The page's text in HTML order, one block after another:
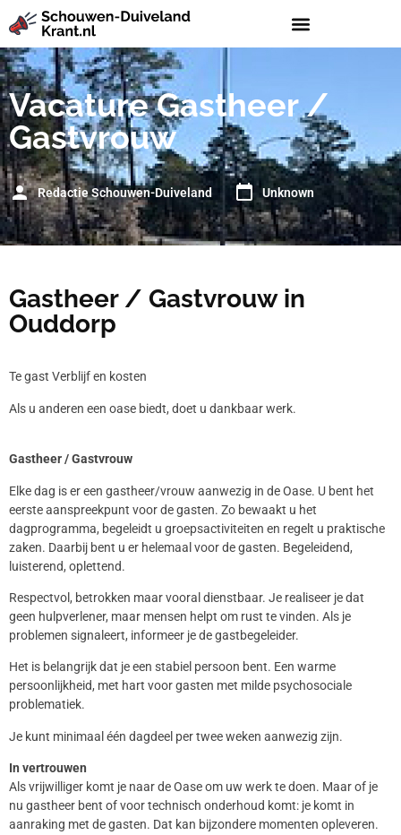
Vacature Gastheer /
Gastvrouw
Redactie Schouwen-Duiveland Unknown
Gastheer / Gastvrouw in
Ouddorp
Te gast Verblijf en kosten
Als u anderen een oase biedt, doet u dankbaar werk.
Gastheer / Gastvrouw
Elke dag is er een gastheer/vrouw aanwezig in de Oase. U bent het
eerste aanspreekpunt voor de gasten. Zo bewaakt u het
dagprogramma, begeleidt u groepsactiviteiten en regelt u praktische
zaken. Daarbij bent u er helemaal voor de gasten. Begeleidend,
luisterend, oplettend.
Respectvol, betrokken maar vooral dienstbaar. Je realiseer je dat
geen hulpverlener, maar mensen helpt om rust te vinden. Als je
problemen signaleert, informeer je de gastbegeleider.
Het is belangrijk dat je een stabiel persoon bent. Een warme
persoonlijkheid, met hart voor gasten met milde psychosociale
problematiek.
Je kunt minimaal één dagdeel per twee weken aanwezig zijn.
In vertrouwen
Als vrijwilliger komt je naar de Oase om uw werk te doen. Maar of je
nu gastheer bent of voor technisch onderhoud komt: je komt in
aanraking met de gasten. Dat kan bijzondere momenten opleveren.